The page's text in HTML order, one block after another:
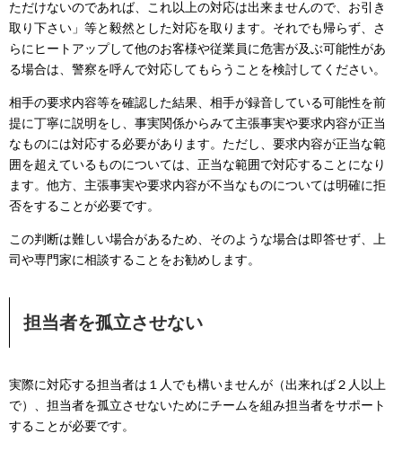
ただけないのであれば、これ以上の対応は出来ませんので、お引き
取り下さい」等と毅然とした対応を取ります。それでも帰らず、さ
らにヒートアップして他のお客様や従業員に危害が及ぶ可能性があ
る場合は、警察を呼んで対応してもらうことを検討してください。
相手の要求内容等を確認した結果、相手が録音している可能性を前
提に丁寧に説明をし、事実関係からみて主張事実や要求内容が正当
なものには対応する必要があります。ただし、要求内容が正当な範
囲を超えているものについては、正当な範囲で対応することになり
ます。他方、主張事実や要求内容が不当なものについては明確に拒
否をすることが必要です。
この判断は難しい場合があるため、そのような場合は即答せず、上
司や専門家に相談することをお勧めします。
担当者を孤立させない
実際に対応する担当者は１人でも構いませんが（出来れば２人以上
で）、担当者を孤立させないためにチームを組み担当者をサポート
することが必要です。